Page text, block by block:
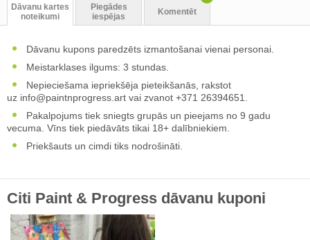
Dāvanu kartes
noteikumi
Piegādes
iespējas
Komentēt
Dāvanu kupons paredzēts izmantošanai vienai personai.
Meistarklases ilgums: 3 stundas.
Nepieciešama iepriekšēja pieteikšanās, rakstot
uz info@paintnprogress.art vai zvanot +371 26394651.
Pakalpojums tiek sniegts grupās un pieejams no 9 gadu
vecuma. Vīns tiek piedāvāts tikai 18+ dalībniekiem.
Priekšauts un cimdi tiks nodrošināti.
Citi Paint & Progress dāvanu kuponi